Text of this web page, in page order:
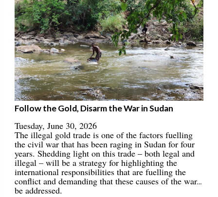
Follow the Gold, Disarm the War in Sudan
Tuesday, June 30, 2026
The illegal gold trade is one of the factors fuelling
the civil war that has been raging in Sudan for four
years. Shedding light on this trade – both legal and
illegal – will be a strategy for highlighting the
international responsibilities that are fuelling the
conflict and demanding that these causes of the war
be addressed.